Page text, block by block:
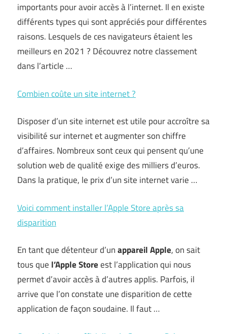
importants pour avoir accès à l’internet. Il en existe
différents types qui sont appréciés pour différentes
raisons. Lesquels de ces navigateurs étaient les
meilleurs en 2021 ? Découvrez notre classement
dans l’article …
Combien coûte un site internet ?
Disposer d’un site internet est utile pour accroître sa
visibilité sur internet et augmenter son chiffre
d’affaires. Nombreux sont ceux qui pensent qu’une
solution web de qualité exige des milliers d’euros.
Dans la pratique, le prix d’un site internet varie …
Voici comment installer l’Apple Store après sa
disparition
En tant que détenteur d’unappareil Apple, on sait
tous que l’Apple Storeest l’application qui nous
permet d’avoir accès à d’autres applis. Parfois, il
arrive que l’on constate une disparition de cette
application de façon soudaine. Il faut …